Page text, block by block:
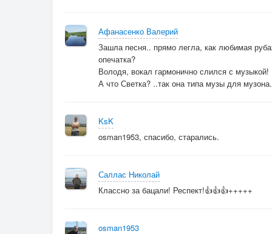
Афанасенко Валерий
Зашла песня.. прямо легла, как любимая
опечатка?
Володя, вокал гармонично слился с музыкой!
А что Светка? ..так она типа музы для
KsK
osman1953, спасибо, старались.
Саллас Николай
Классно за бацали! Респект!👍👍👍+++++
osman1953